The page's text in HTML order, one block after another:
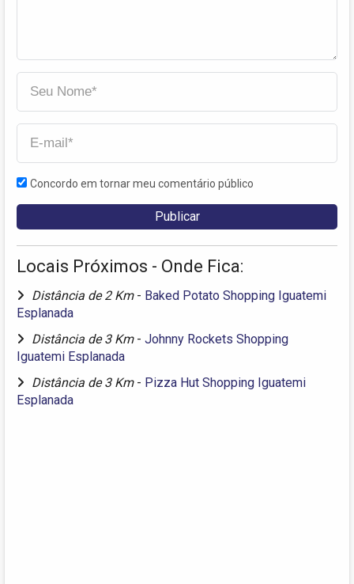
Concordo em tornar meu comentário público
Locais Próximos - Onde Fica:
Distância de 2 Km - Baked Potato Shopping Iguatemi
Esplanada
Distância de 3 Km - Johnny Rockets Shopping
Iguatemi Esplanada
Distância de 3 Km - Pizza Hut Shopping Iguatemi
Esplanada